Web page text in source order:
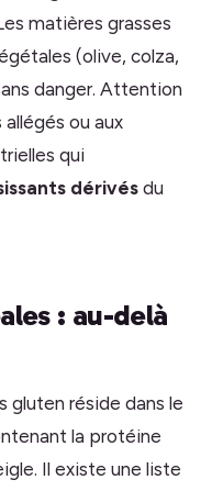
matières grasses
(olive, colza,
danger. Attention
ou aux
qui
dérivésdu
: au-delà
gluten réside dans le
la protéine
Il existe une liste